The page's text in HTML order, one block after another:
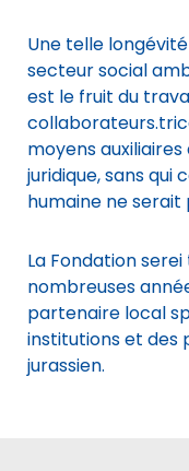
Une telle
secteur social
est le fruit du
moyens
juridique, sans
humaine ne serait
La Fondation
nombreuses
partenaire local
institutions et des
jurassien.